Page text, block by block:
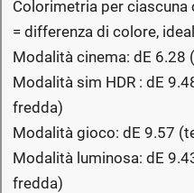
Colorimetria per ciascuna
= differenza di colore,
Modalità cinema: dE
Modalità sim HDR : dE
fredda)
Modalità gioco: dE 9.57
Modalità luminosa: dE
fredda)